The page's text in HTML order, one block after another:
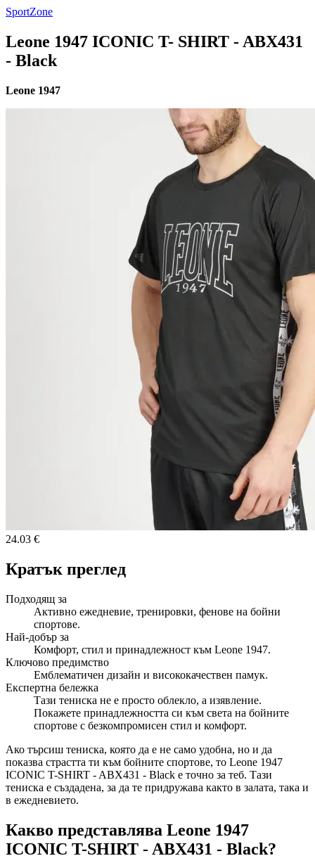
SportZone
Leone 1947 ICONIC T- SHIRT - ABX431
- Black
Leone 1947
24.03 €
Кратък преглед
Подходящ за
Активно ежедневие, тренировки, фенове на бойни
спортове.
Най-добър за
Комфорт, стил и принадлежност към Leone 1947.
Ключово предимство
Емблематичен дизайн и висококачествен памук.
Експертна бележка
Тази тениска не е просто облекло, а изявление.
Покажете принадлежността си към света на бойните
спортове с безкомпромисен стил и комфорт.
Ако търсиш тениска, която да е не само удобна, но и да
показва страстта ти към бойните спортове, то Leone 1947
ICONIC T-SHIRT - ABX431 - Black е точно за теб. Тази
тениска е създадена, за да те придружава както в залата, така и
в ежедневието.
Какво представлява Leone 1947
ICONIC T-SHIRT - ABX431 - Black?